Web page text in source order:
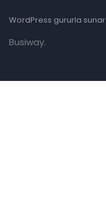
WordPress gururla sunar
Busiway.